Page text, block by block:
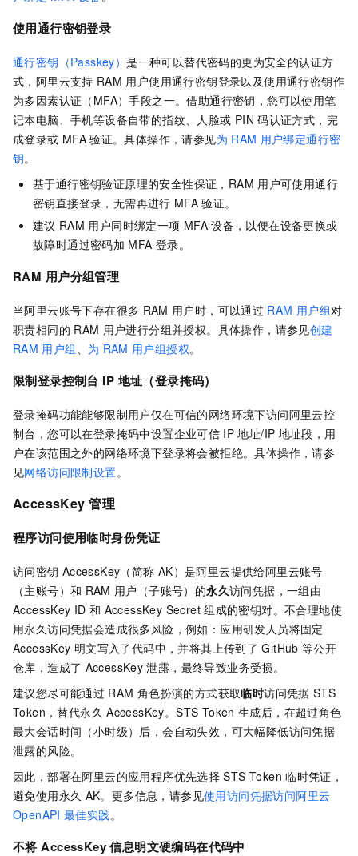
使用通行密钥登录
通行密钥（Passkey）是一种可以替代密码的更为安全的认证方
式，阿里云支持 RAM 用户使用通行密钥登录以及使用通行密钥作
为多因素认证（MFA）手段之一。借助通行密钥，您可以使用笔
记本电脑、手机等设备自带的指纹、人脸或 PIN 码认证方式，完
成登录或 MFA 验证。具体操作，请参见为 RAM 用户绑定通行密
钥。
基于通行密钥验证原理的安全性保证，RAM 用户可使用通行
密钥直接登录，无需再进行 MFA 验证。
建议 RAM 用户同时绑定一项 MFA 设备，以便在设备更换或
故障时通过密码加 MFA 登录。
RAM 用户分组管理
当阿里云账号下存在很多 RAM 用户时，可以通过 RAM 用户组对
职责相同的 RAM 用户进行分组并授权。具体操作，请参见创建
RAM 用户组 、 为 RAM 用户组授权。
限制登录控制台 IP 地址（登录掩码）
登录掩码功能能够限制用户仅在可信的网络环境下访问阿里云控
制台，您可以在登录掩码中设置企业可信 IP 地址/IP 地址段，用
户在该范围之外的网络环境下登录将会被拒绝。具体操作，请参
见网络访问限制设置。
AccessKey 管理
程序访问使用临时身份凭证
访问密钥 AccessKey（简称 AK）是阿里云提供给阿里云账号
（主账号）和 RAM 用户（子账号）的永久访问凭据，一组由
AccessKey ID 和 AccessKey Secret 组成的密钥对。不合理地使
用永久访问凭据会造成很多风险，例如：应用研发人员将固定
AccessKey 明文写入了代码中，并将其上传到了 GitHub 等公开
仓库，造成了 AccessKey 泄露，最终导致业务受损。
建议您尽可能通过 RAM 角色扮演的方式获取临时访问凭据 STS
Token，替代永久 AccessKey。STS Token 生成后，在超过角色
最大会话时间（小时级）后，会自动失效，可大幅降低访问凭据
泄露的风险。
因此，部署在阿里云的应用程序优先选择 STS Token 临时凭证，
避免使用永久 AK。更多信息，请参见使用访问凭据访问阿里云
OpenAPI 最佳实践 。
不将 AccessKey 信息明文硬编码在代码中